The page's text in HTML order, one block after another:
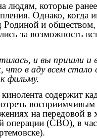
людям, которые
Однако, когда
Родиной и
за возможность
и вы пришли и
что в аду всем
фильму.
содержит
на передовой в
операции (СВО), в